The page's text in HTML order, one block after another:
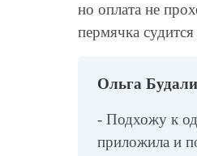
но оплата не
пермячка
Ольга
- Подхожу к
приложила и